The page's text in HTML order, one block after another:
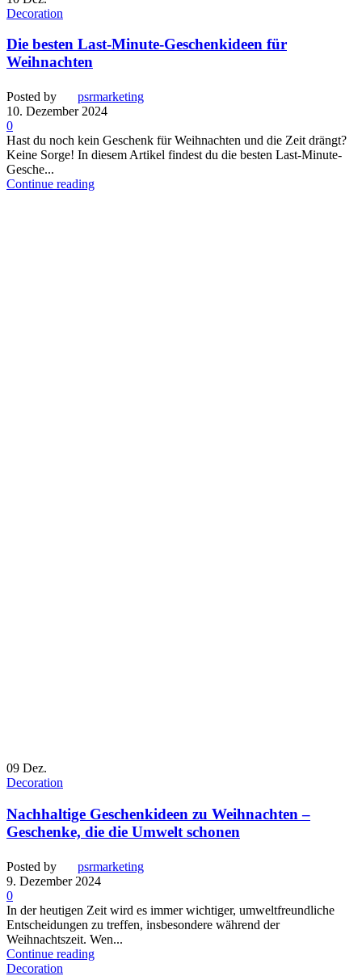
Decoration
Die besten Last-Minute-Geschenkideen für
Weihnachten
Posted by
psrmarketing
10. Dezember 2024
0
Hast du noch kein Geschenk für Weihnachten und die Zeit drängt?
Keine Sorge! In diesem Artikel findest du die besten Last-Minute-
Gesche...
Continue reading
09 Dez.
Decoration
Nachhaltige Geschenkideen zu Weihnachten –
Geschenke, die die Umwelt schonen
Posted by
psrmarketing
9. Dezember 2024
0
In der heutigen Zeit wird es immer wichtiger, umweltfreundliche
Entscheidungen zu treffen, insbesondere während der
Weihnachtszeit. Wen...
Continue reading
Decoration